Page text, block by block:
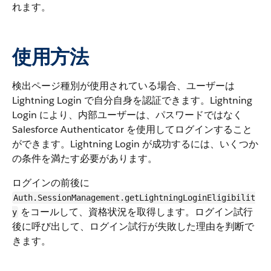
れます。
使用方法
検出ページ種別が使用されている場合、ユーザーは
Lightning Login で自分自身を認証できます。Lightning
Login により、内部ユーザーは、パスワードではなく
Salesforce Authenticator を使用してログインすること
ができます。Lightning Login が成功するには、いくつか
の条件を満たす必要があります。
ログインの前後に
Auth.SessionManagement.getLightningLoginEligibilit
y をコールして、資格状況を取得します。ログイン試行
後に呼び出して、ログイン試行が失敗した理由を判断で
きます。